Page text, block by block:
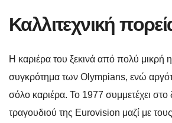
Καλλιτεχνική
Η καριέρα του ξεκινά από πολύ μικρή
συγκρότημα των Olympians, ενώ
σόλο καριέρα. Το 1977 συμμετέχει στο
τραγουδιού της Eurovision μαζί με